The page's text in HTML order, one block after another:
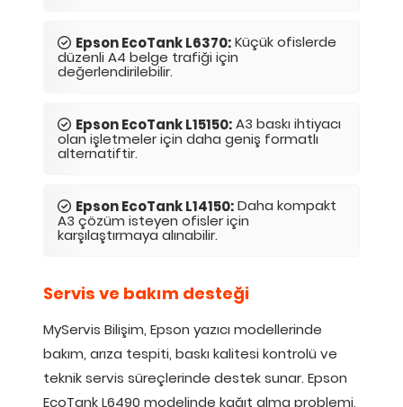
Epson EcoTank L6370:Küçük ofislerde
düzenli A4 belge trafiği için
değerlendirilebilir.
Epson EcoTank L15150:A3 baskı ihtiyacı
olan işletmeler için daha geniş formatlı
alternatiftir.
Epson EcoTank L14150:Daha kompakt
A3 çözüm isteyen ofisler için
karşılaştırmaya alınabilir.
Servis ve bakım desteği
MyServis Bilişim, Epson yazıcı modellerinde
bakım, arıza tespiti, baskı kalitesi kontrolü ve
teknik servis süreçlerinde destek sunar. Epson
EcoTank L6490 modelinde kağıt alma problemi,